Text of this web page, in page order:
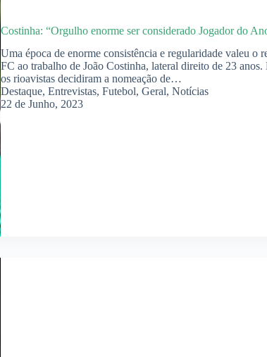
Costinha: “Orgulho enorme ser considerado Jogador do
Uma época de enorme consistência e regularidade valeu o
FC ao trabalho de João Costinha, lateral direito de 23
os rioavistas decidiram a nomeação de…
Destaque,Entrevistas,Futebol,Geral,Notícias
22 de Junho, 2023